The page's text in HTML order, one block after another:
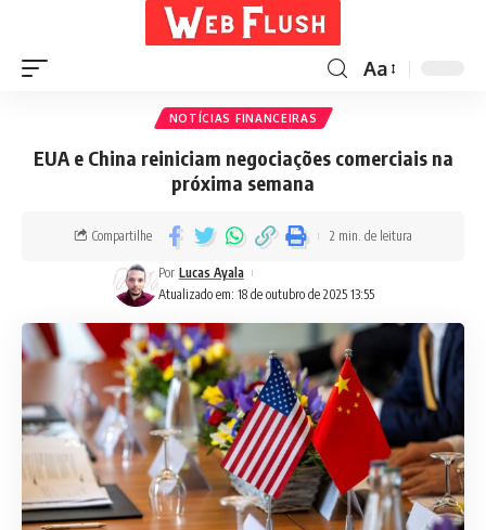
Aa
NOTÍCIAS FINANCEIRAS
EUA e China reiniciam negociações comerciais na
próxima semana
Atualizado em: 18 de outubro de 2025 13:55
Por Lucas Ayala
Compartilhe 2 min. de leitura